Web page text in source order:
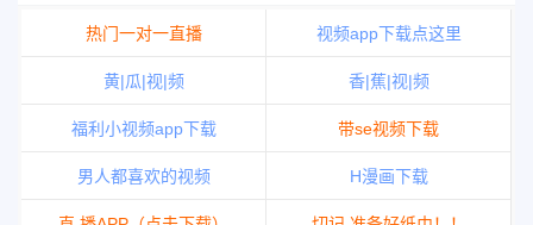
热门一对一直播 视频app下载点这里
黄|瓜|视|频 香|蕉|视|频
福利小视频app下载 带se视频下载
男人都喜欢的视频 H漫画下载